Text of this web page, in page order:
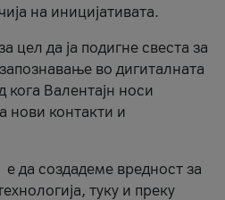
на иницијативата.
цел да ја подигне свеста за
во дигиталната
Валентајн носи
нови контакти и
да создадеме вредност за
туку и преку